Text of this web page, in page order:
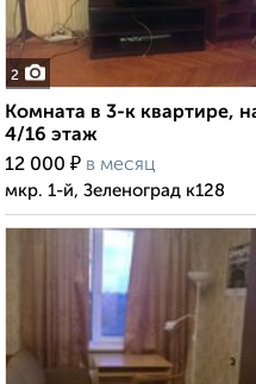
2
Комната в 3-к квартире,
4/16 этаж
12 000 ₽ в месяц
мкр. 1-й, Зеленоград к128